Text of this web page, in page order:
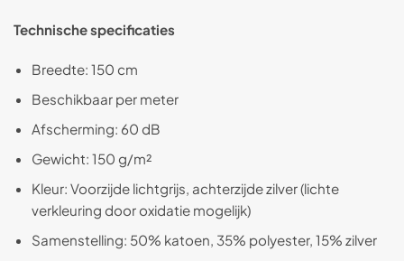
Technische specificaties
Breedte: 150 cm
Beschikbaar per meter
Afscherming: 60 dB
Gewicht: 150 g/m²
Kleur: Voorzijde lichtgrijs, achterzijde zilver (lichte
verkleuring door oxidatie mogelijk)
Samenstelling: 50% katoen, 35% polyester, 15% zilver